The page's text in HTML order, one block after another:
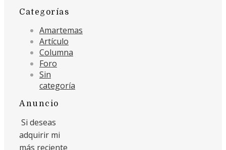
Categorías
Amartemas
Artículo
Columna
Foro
Sin
categoría
Anuncio
Si deseas
adquirir mi
más reciente